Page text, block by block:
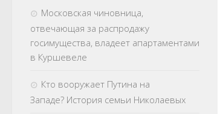
Московская чиновница,
отвечающая за распродажу
госимущества, владеет апартаментами
в Куршевеле
Кто вооружает Путина на
Западе? История семьи Николаевых